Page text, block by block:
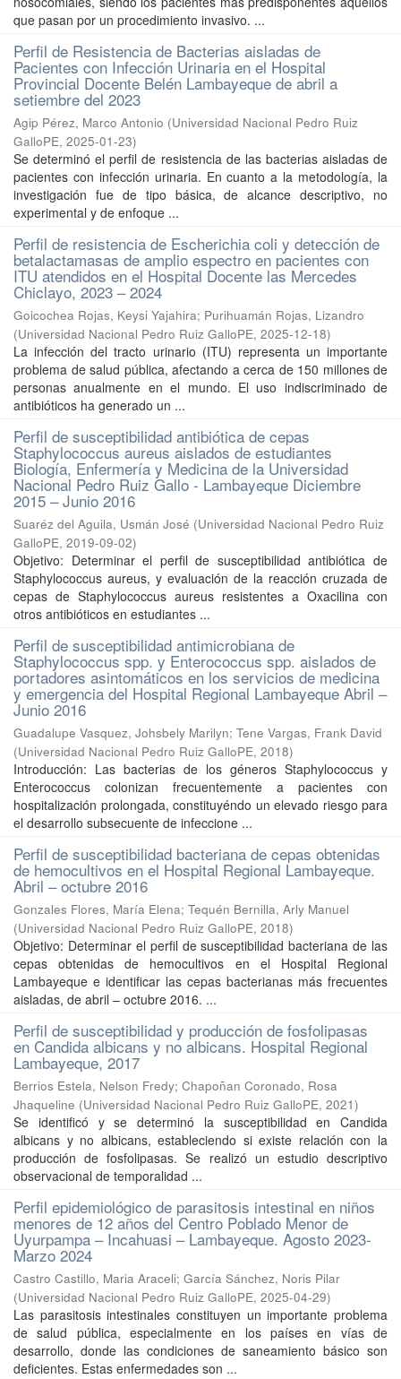
que pasan por un procedimiento invasivo. ...
Perfil de Resistencia de Bacterias aisladas de
Pacientes con Infección Urinaria en el Hospital
Provincial Docente Belén Lambayeque de abril a
setiembre del 2023
Agip Pérez, Marco Antonio (Universidad Nacional Pedro Ruiz
GalloPE, 2025-01-23)
Se determinó el perfil de resistencia de las bacterias aisladas de
pacientes con infección urinaria. En cuanto a la metodología, la
investigación fue de tipo básica, de alcance descriptivo, no
experimental y de enfoque ...
Perfil de resistencia de Escherichia coli y detección de
betalactamasas de amplio espectro en pacientes con
ITU atendidos en el Hospital Docente las Mercedes
Chiclayo, 2023 – 2024
Goicochea Rojas, Keysi Yajahira; Purihuamán Rojas, Lizandro
(Universidad Nacional Pedro Ruiz GalloPE, 2025-12-18)
La infección del tracto urinario (ITU) representa un importante
problema de salud pública, afectando a cerca de 150 millones de
personas anualmente en el mundo. El uso indiscriminado de
antibióticos ha generado un ...
Perfil de susceptibilidad antibiótica de cepas
Staphylococcus aureus aislados de estudiantes
Biología, Enfermería y Medicina de la Universidad
Nacional Pedro Ruiz Gallo - Lambayeque Diciembre
2015 – Junio 2016
Suaréz del Aguila, Usmán José (Universidad Nacional Pedro Ruiz
GalloPE, 2019-09-02)
Objetivo: Determinar el perfil de susceptibilidad antibiótica de
Staphylococcus aureus, y evaluación de la reacción cruzada de
cepas de Staphylococcus aureus resistentes a Oxacilina con
otros antibióticos en estudiantes ...
Perfil de susceptibilidad antimicrobiana de
Staphylococcus spp. y Enterococcus spp. aislados de
portadores asintomáticos en los servicios de medicina
y emergencia del Hospital Regional Lambayeque Abril –
Junio 2016
Guadalupe Vasquez, Johsbely Marilyn; Tene Vargas, Frank David
(Universidad Nacional Pedro Ruiz GalloPE, 2018)
Introducción: Las bacterias de los géneros Staphylococcus y
Enterococcus colonizan frecuentemente a pacientes con
hospitalización prolongada, constituyéndo un elevado riesgo para
el desarrollo subsecuente de infeccione ...
Perfil de susceptibilidad bacteriana de cepas obtenidas
de hemocultivos en el Hospital Regional Lambayeque.
Abril – octubre 2016
Gonzales Flores, María Elena; Tequén Bernilla, Arly Manuel
(Universidad Nacional Pedro Ruiz GalloPE, 2018)
Objetivo: Determinar el perfil de susceptibilidad bacteriana de las
cepas obtenidas de hemocultivos en el Hospital Regional
Lambayeque e identificar las cepas bacterianas más frecuentes
aisladas, de abril – octubre 2016. ...
Perfil de susceptibilidad y producción de fosfolipasas
en Candida albicans y no albicans. Hospital Regional
Lambayeque, 2017
Berrios Estela, Nelson Fredy; Chapoñan Coronado, Rosa
Jhaqueline (Universidad Nacional Pedro Ruiz GalloPE, 2021)
Se identificó y se determinó la susceptibilidad en Candida
albicans y no albicans, estableciendo si existe relación con la
producción de fosfolipasas. Se realizó un estudio descriptivo
observacional de temporalidad ...
Perfil epidemiológico de parasitosis intestinal en niños
menores de 12 años del Centro Poblado Menor de
Uyurpampa – Incahuasi – Lambayeque. Agosto 2023-
Marzo 2024
Castro Castillo, Maria Araceli; García Sánchez, Noris Pilar
(Universidad Nacional Pedro Ruiz GalloPE, 2025-04-29)
Las parasitosis intestinales constituyen un importante problema
de salud pública, especialmente en los países en vías de
desarrollo, donde las condiciones de saneamiento básico son
deficientes. Estas enfermedades son ...